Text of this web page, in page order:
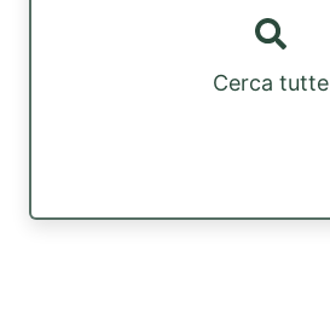
Cerca tutte